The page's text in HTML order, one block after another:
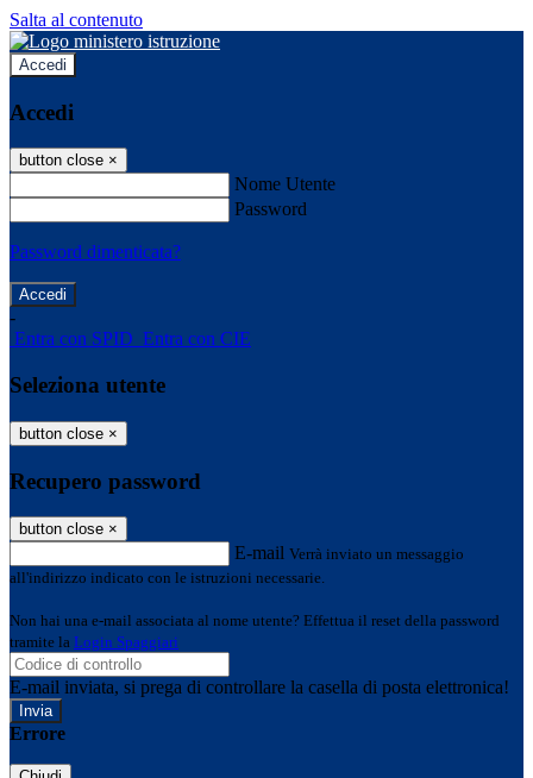
Salta al contenuto
Accedi
Accedi
button close ×
Nome Utente
Password
Password dimenticata?
-
Entra con SPID Entra con CIE
Seleziona utente
button close ×
Recupero password
button close ×
E-mail Verrà inviato un messaggio
all'indirizzo indicato con le istruzioni necessarie.
Non hai una e-mail associata al nome utente? Effettua il reset della password
tramite la Login Spaggiari
E-mail inviata, si prega di controllare la casella di posta elettronica!
Errore